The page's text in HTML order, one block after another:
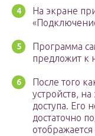
На экране
Программа
предложит к
После того
устройств,
доступа. Его
достаточно